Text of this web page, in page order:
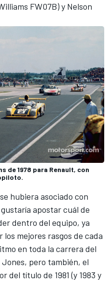
FW07B) y Nelson
de 1978 para Renault, con
hubiera asociado con
apostar cuál de
dentro del equipo, ya
mejores rasgos de cada
en toda la carrera del
pero también, el
del título de 1981 (y 1983 y